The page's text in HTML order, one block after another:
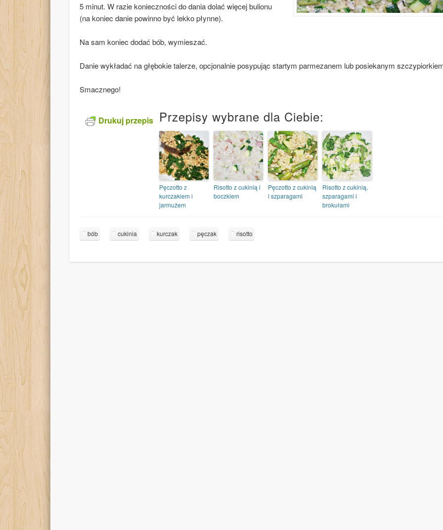
5 minut. W razie konieczności do dania dolać więcej bulionu
(na koniec danie powinno być lekko płynne).
Na sam koniec dodać bób, wymieszać.
Danie wykładać na głębokie talerze, opcjonalnie posypując startym parmezanem lub posiekanym
Smacznego!
Drukuj przepis Przepisy wybrane dla Ciebie:
Pęczotto z
kurczakiem i
jarmużem
Risotto z cukinią i
boczkiem
Pęczotto z cukinią
i szparagami
Risotto z cukinią,
szparagami i
brokułami
bób cukinia kurczak pęczak risotto